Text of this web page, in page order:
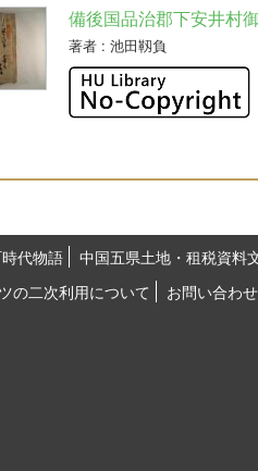
備後国品治郡下安井村
著者 : 池田靱負
代物語
中国五県土地・租税資料
の二次利用について
お問い合わせ